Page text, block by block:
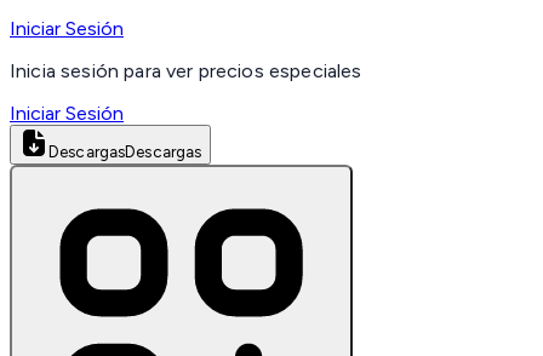
Iniciar Sesión
Inicia sesión para ver precios especiales
Iniciar Sesión
DescargasDescargas